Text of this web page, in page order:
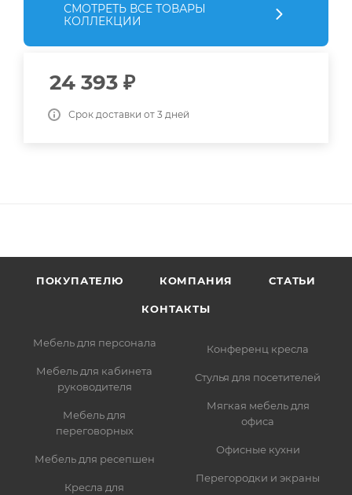
СМОТРЕТЬ ВСЕ ТОВАРЫ
КОЛЛЕКЦИИ
24 393 ₽
Срок доставки от 3 дней
ПОКУПАТЕЛЮ КОМПАНИЯ СТАТЬИ
КОНТАКТЫ
Мебель для персонала
Мебель для кабинета
руководителя
Мебель для
переговорных
Мебель для ресепшен
Кресла для
Конференц кресла
Стулья для посетителей
Мягкая мебель для
офиса
Офисные кухни
Перегородки и экраны